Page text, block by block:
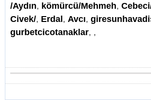
/Aydın, kömürcü/Mehmeh,
Civek/, Erdal, Avcı,
gurbetcicotanaklar, ,